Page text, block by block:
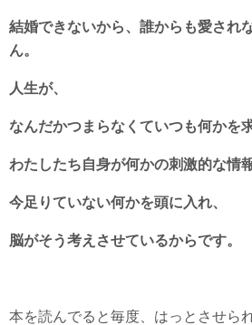
結婚できないから、誰からも愛され
ん。
人生が、
なんだかつまらなくていつも何かを
わたしたち自身が何かの刺激的な情報
今足りていない何かを頭に入れ、
脳がそう考えさせているからです。
本を読んでると毎度、はっとさせら